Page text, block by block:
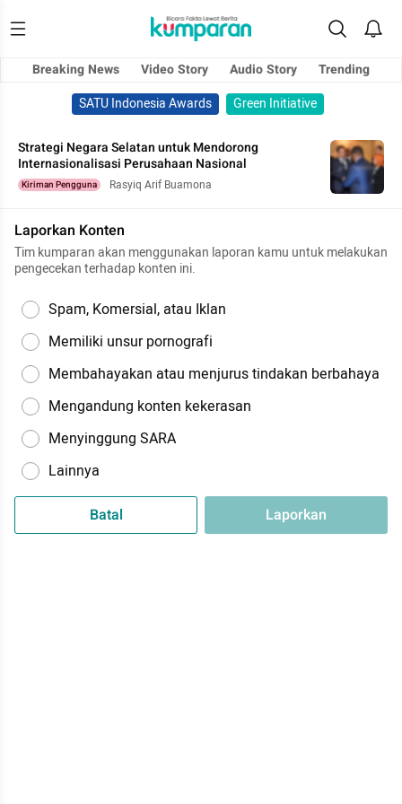
Breaking News Video Story Audio Story
Trending
SATU Indonesia Awards
Green Initiative
Strategi Negara Selatan untuk Mendorong
Internasionalisasi Perusahaan Nasional
Kiriman Pengguna Rasyiq Arif Buamona
Laporkan Konten
Tim kumparan akan menggunakan laporan kamu untuk melakukan
pengecekan terhadap konten ini.
Spam, Komersial, atau Iklan
Memiliki unsur pornografi
Membahayakan atau menjurus tindakan berbahaya
Mengandung konten kekerasan
Menyinggung SARA
Lainnya
Batal Laporkan